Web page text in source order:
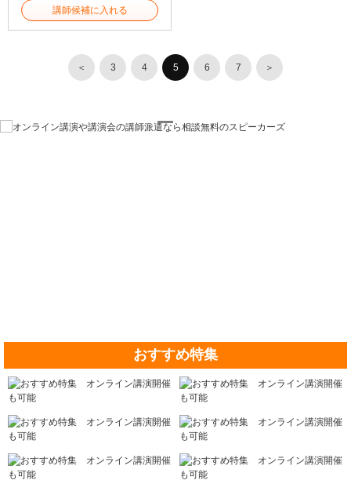
講師候補に入れる
＜ 3 4 5 6 7 ＞
おすすめ特集